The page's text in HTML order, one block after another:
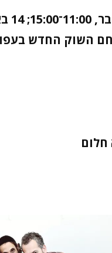
מתחם השוק החדש